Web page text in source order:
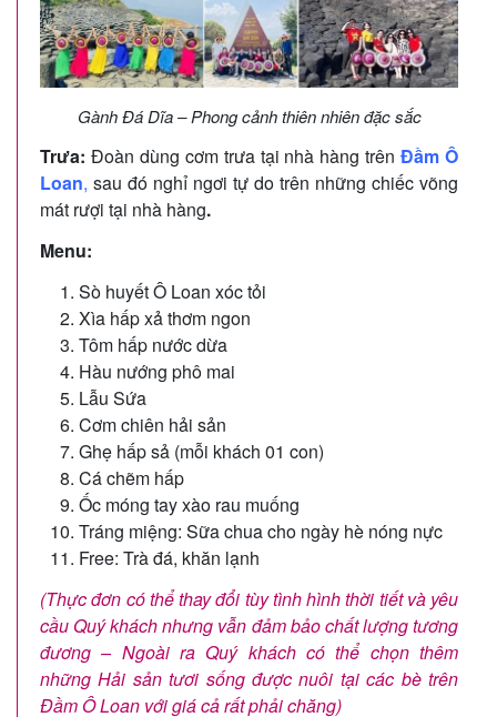
Gành Đá Dĩa – Phong cảnh thiên nhiên đặc sắc
Trưa: Đoàn dùng cơm trưa tại nhà hàng trênĐầm Ô
Loan, sau đó nghỉ ngơi tự do trên những chiếc võng
mát rượi tại nhà hàng.
Menu:
Sò huyết Ô Loan xóc tỏi
Xìa hấp xả thơm ngon
Tôm hấp nước dừa
Hàu nướng phô mai
Lẫu Sứa
Cơm chiên hải sản
Ghẹ hấp sả (mỗi khách 01 con)
Cá chẽm hấp
Ốc móng tay xào rau muống
Tráng miệng: Sữa chua cho ngày hè nóng nực
Free: Trà đá, khăn lạnh
(Thực đơn có thể thay đổi tùy tình hình thời tiết và yêu
cầu Quý khách nhưng vẫn đảm bảo chất lượng tương
đương – Ngoài ra Quý khách có thể chọn thêm
những Hải sản tươi sống được nuôi tại các bè trên
Đầm Ô Loan với giá cả rất phải chăng)